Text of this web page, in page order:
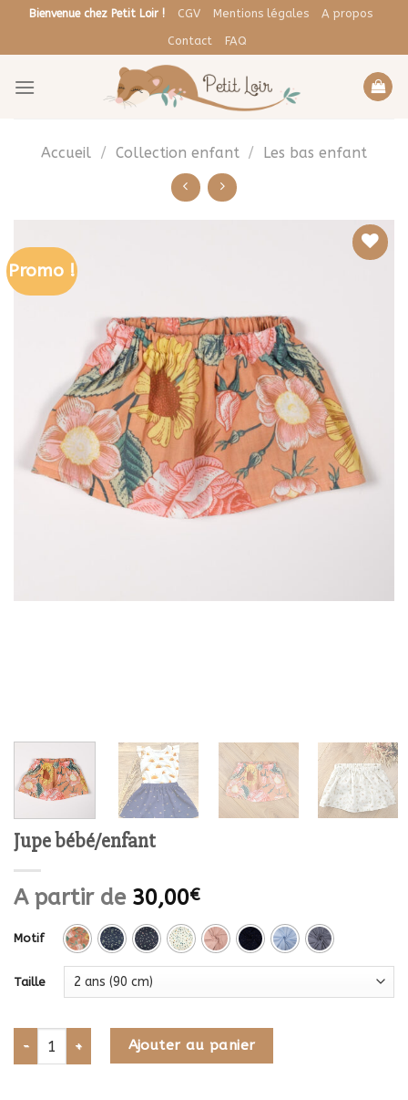
content
Bienvenue chez Petit Loir ! CGV Mentions légales
A propos
Contact
FAQ
Accueil / Collection enfant / Les bas enfant
Promo !
souhaits
Jupe bébé/enfant
A partir de 30,00€
Motif
Taille
quantité de Jupe bébé/enfant
Ajouter au panier